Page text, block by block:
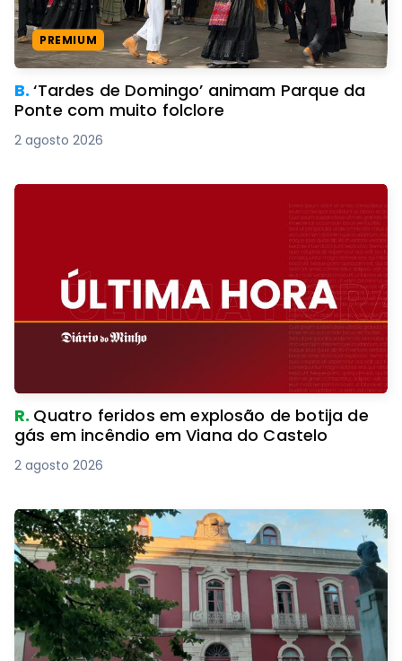
PREMIUM
B.‘Tardes de Domingo’ animam Parque da
Ponte com muito folclore
2 agosto 2026
R. Quatro feridos em explosão de botija de
gás em incêndio em Viana do Castelo
2 agosto 2026